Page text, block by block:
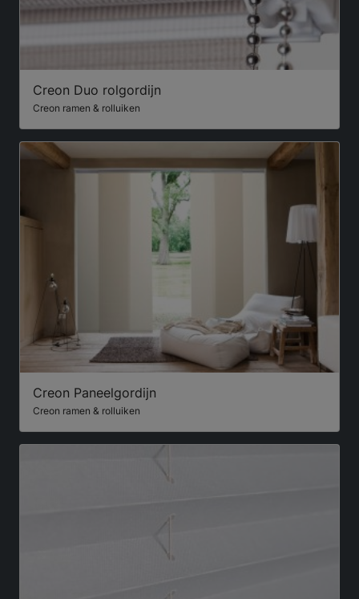
Creon Duo rolgordijn
Creon ramen & rolluiken
Creon Paneelgordijn
Creon ramen & rolluiken